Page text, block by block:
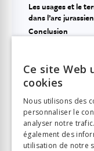
Les usages et le
dans l’arc
Conclusion
SOMMAIRE DU
Ce site Web
cookies
Nous utilisons des
personnaliser le
analyser notre
également des
utilisation de notre